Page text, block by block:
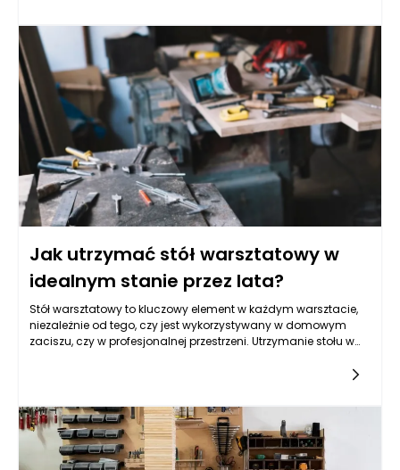
infrastruktura światłowodowa odpowiada nie tylko na
rosnące oczekiwania mieszkańców, ale także wspiera rozwój
lokalnej gospodarki i umożliwia lepsze wykorzystanie
potencjału regionu. Internet światłowodowy, zapewniający
wysoką prędkość transmisji danych i minimalne opóźnienia,
jest odpowiedzią na niedostatki starszych technologii, takich
jak kable miedziane, które nie spełniają już współczesnych
standardów komunikacji cyfrowej. W miastach i wsiach
otaczających Rzeszów światłowód staje się zatem symbolem
nowoczesności i otwartości na przyszłość.
Jak utrzymać stół warsztatowy w
idealnym stanie przez lata?
Stół warsztatowy to kluczowy element w każdym warsztacie,
niezależnie od tego, czy jest wykorzystywany w domowym
zaciszu, czy w profesjonalnej przestrzeni. Utrzymanie stołu w
regularnie dbać o jego powierzchnię oraz odpowiednie
akcesoria. Jednym z producentów, który oferuje wysokiej
jakości meble warsztatowe, jest firma Stalprodukty.pl, znana z
dbałości o detale oraz trwałość swoich produktów.